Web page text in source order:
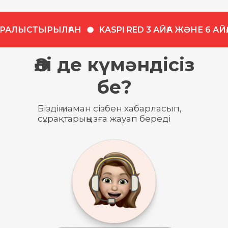
KASPI RED 3 АЙҒА ЖӘНЕ 6
Әлі де күмәндісіз
бе?
Біздің маман сізбен хабарласып,
сұрақтарыңызға жауап береді